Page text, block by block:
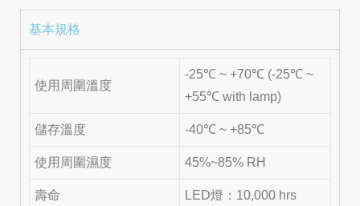
基本規格
使用周圍溫度
-25℃ ~ +70℃ (-25℃ ~
+55℃ with lamp)
儲存溫度 -40℃ ~ +85℃
使用周圍濕度 45%~85% RH
壽命 LED燈：10,000 hrs